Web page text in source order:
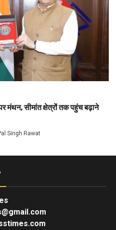
मंथन, सीमांत क्षेत्रों तक पहुंच बढ़ाने
Singh Rawat